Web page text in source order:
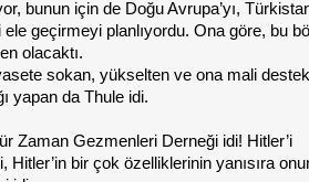
bunun için de Doğu Avrupa’yı,
ele geçirmeyi planlıyordu. Ona göre, bu
olacaktı.
sokan, yükselten ve ona mali
yapan da Thule idi.
Zaman Gezmenleri Derneği idi! Hitler’i
Hitler’in bir çok özelliklerinin yanısıra